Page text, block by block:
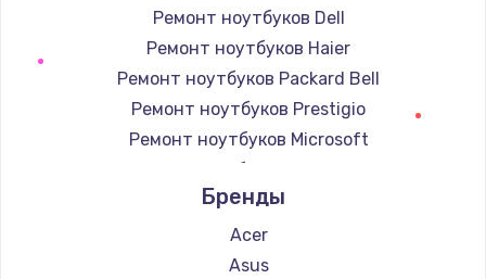
Ремонт ноутбуков Dell
Ремонт ноутбуков Haier
Ремонт ноутбуков Packard Bell
Ремонт ноутбуков Prestigio
Ремонт ноутбуков Microsoft
Ремонт ноутбуков Alienware
Ремонт ноутбуков Aquarius
Ремонт ноутбуков Gigabyte
Ремонт ноутбуков Aorus
Бренды
Acer
Asus